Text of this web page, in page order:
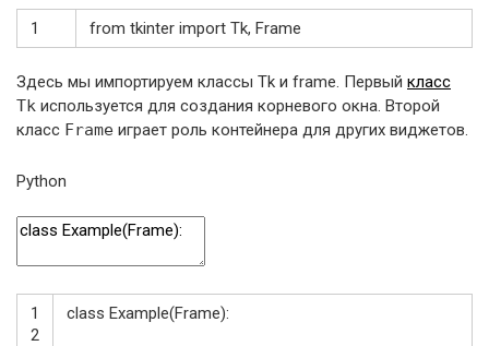
1 from tkinter import Tk, Frame
Здесь мы импортируем классы Tk и frame. Первый класс
Tk используется для создания корневого окна. Второй
класс Frame играет роль контейнера для других виджетов.
Python
1
2
class Example(Frame):